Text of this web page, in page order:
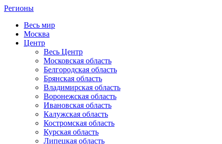
Регионы
Весь мир
Москва
Центр
Весь Центр
Московская область
Белгородская область
Брянская область
Владимирская область
Воронежская область
Ивановская область
Калужская область
Костромская область
Курская область
Липецкая область